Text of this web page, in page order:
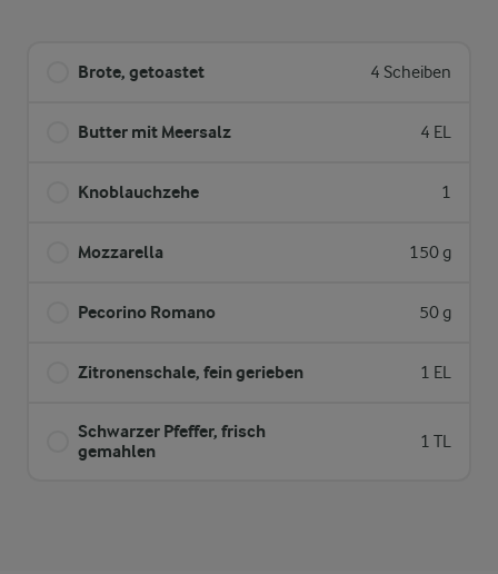
Brote, getoastet 4 Scheiben
Butter mit Meersalz 4 EL
Knoblauchzehe 1
Mozzarella 150 g
Pecorino Romano 50 g
Zitronenschale, fein gerieben 1 EL
Schwarzer Pfeffer, frisch
gemahlen
1 TL